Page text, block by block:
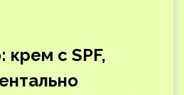
крем с SPF,